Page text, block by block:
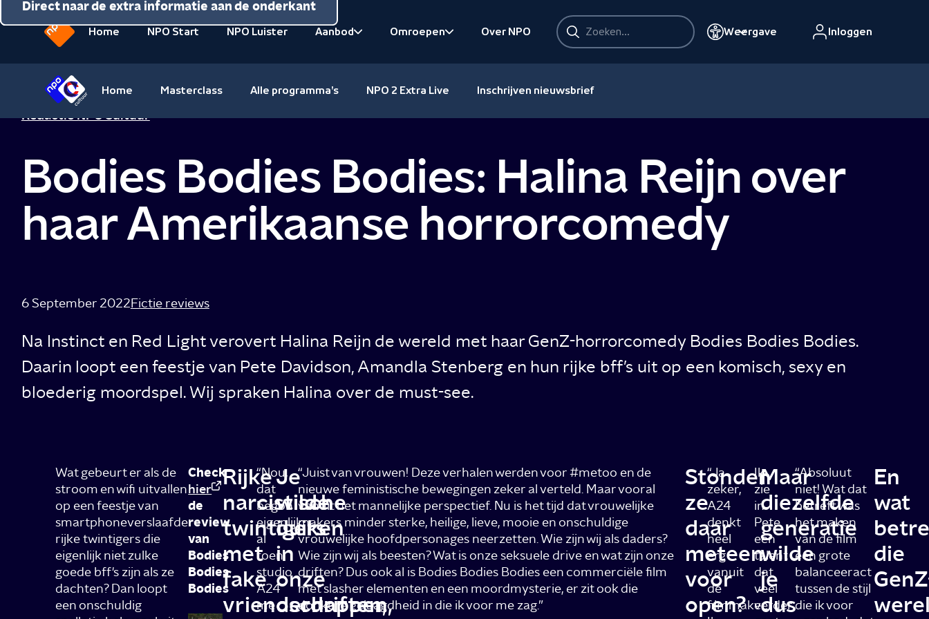
Direct naar de inhoud
Direct naar de hoofdnavigatie
Direct naar de extra informatie aan de onderkant
beginpagina
van
Home NPO Start NPO Luister
Aanbod
Omroepen
Over NPO
Zoeken
Zoeken
Weergave Inloggen
van
NPO
Cultuur
Home Masterclass Alle programma's NPO 2 Extra Live Inschrijven nieuwsbrief
Redactie NPO Cultuur
Bodies Bodies Bodies: Halina Reijn over
haar Amerikaanse horrorcomedy
6 September 2022Fictie reviews
Na Instinct en Red Light verovert Halina Reijn de wereld met haar GenZ-horrorcomedy Bodies Bodies Bodies.
Daarin loopt een feestje van Pete Davidson, Amandla Stenberg en hun rijke bff’s uit op een komisch, sexy en
bloederig moordspel. Wij spraken Halina over de must-see.
Wat gebeurt er als de
stroom en wifi uitvallen
op een feestje van
smartphoneverslaafde
rijke twintigers die
eigenlijk niet zulke
goede bff's zijn als ze
dachten? Dan loopt
een onschuldig
Check
hier
de
review
van
Bodies
Bodies
Bodies
Rijke
narcistische
twintigers
met
fake
vriendschappen,
“Nou,
dat
begon
eigenlijk
al
toen
studio
A24
me
Je
wilde
duiken
in
onze
oerdriften,
“Juist van vrouwen! Deze verhalen werden voor #metoo en de
nieuwe feministische bewegingen zeker al verteld. Maar vooral
vanuit het mannelijke perspectief. Nu is het tijd dat vrouwelijke
makers minder sterke, heilige, lieve, mooie en onschuldige
vrouwelijke hoofdpersonages neerzetten. Wie zijn wij als daders?
Wie zijn wij als beesten? Wat is onze seksuele drive en wat zijn onze
driften? Dus ook al is Bodies Bodies Bodies een commerciële film
met slasher elementen en een moordmysterie, er zit ook die
donkere gelaagdheid in die ik voor me zag.”
Stonden
ze
daar
meteen
voor
open?
“Ja
zeker,
A24
denkt
heel
erg
vanuit
de
filmmaker.
Ik
zie
in
Pete
een
talent
dat
veel
verder
Maar
diezelfde
generatie
wilde
je
dus
“Absoluut
niet! Wat dat
betreft was
het maken
van de film
één grote
balanceeract
tussen de stijl
die ik voor
En
wat
die